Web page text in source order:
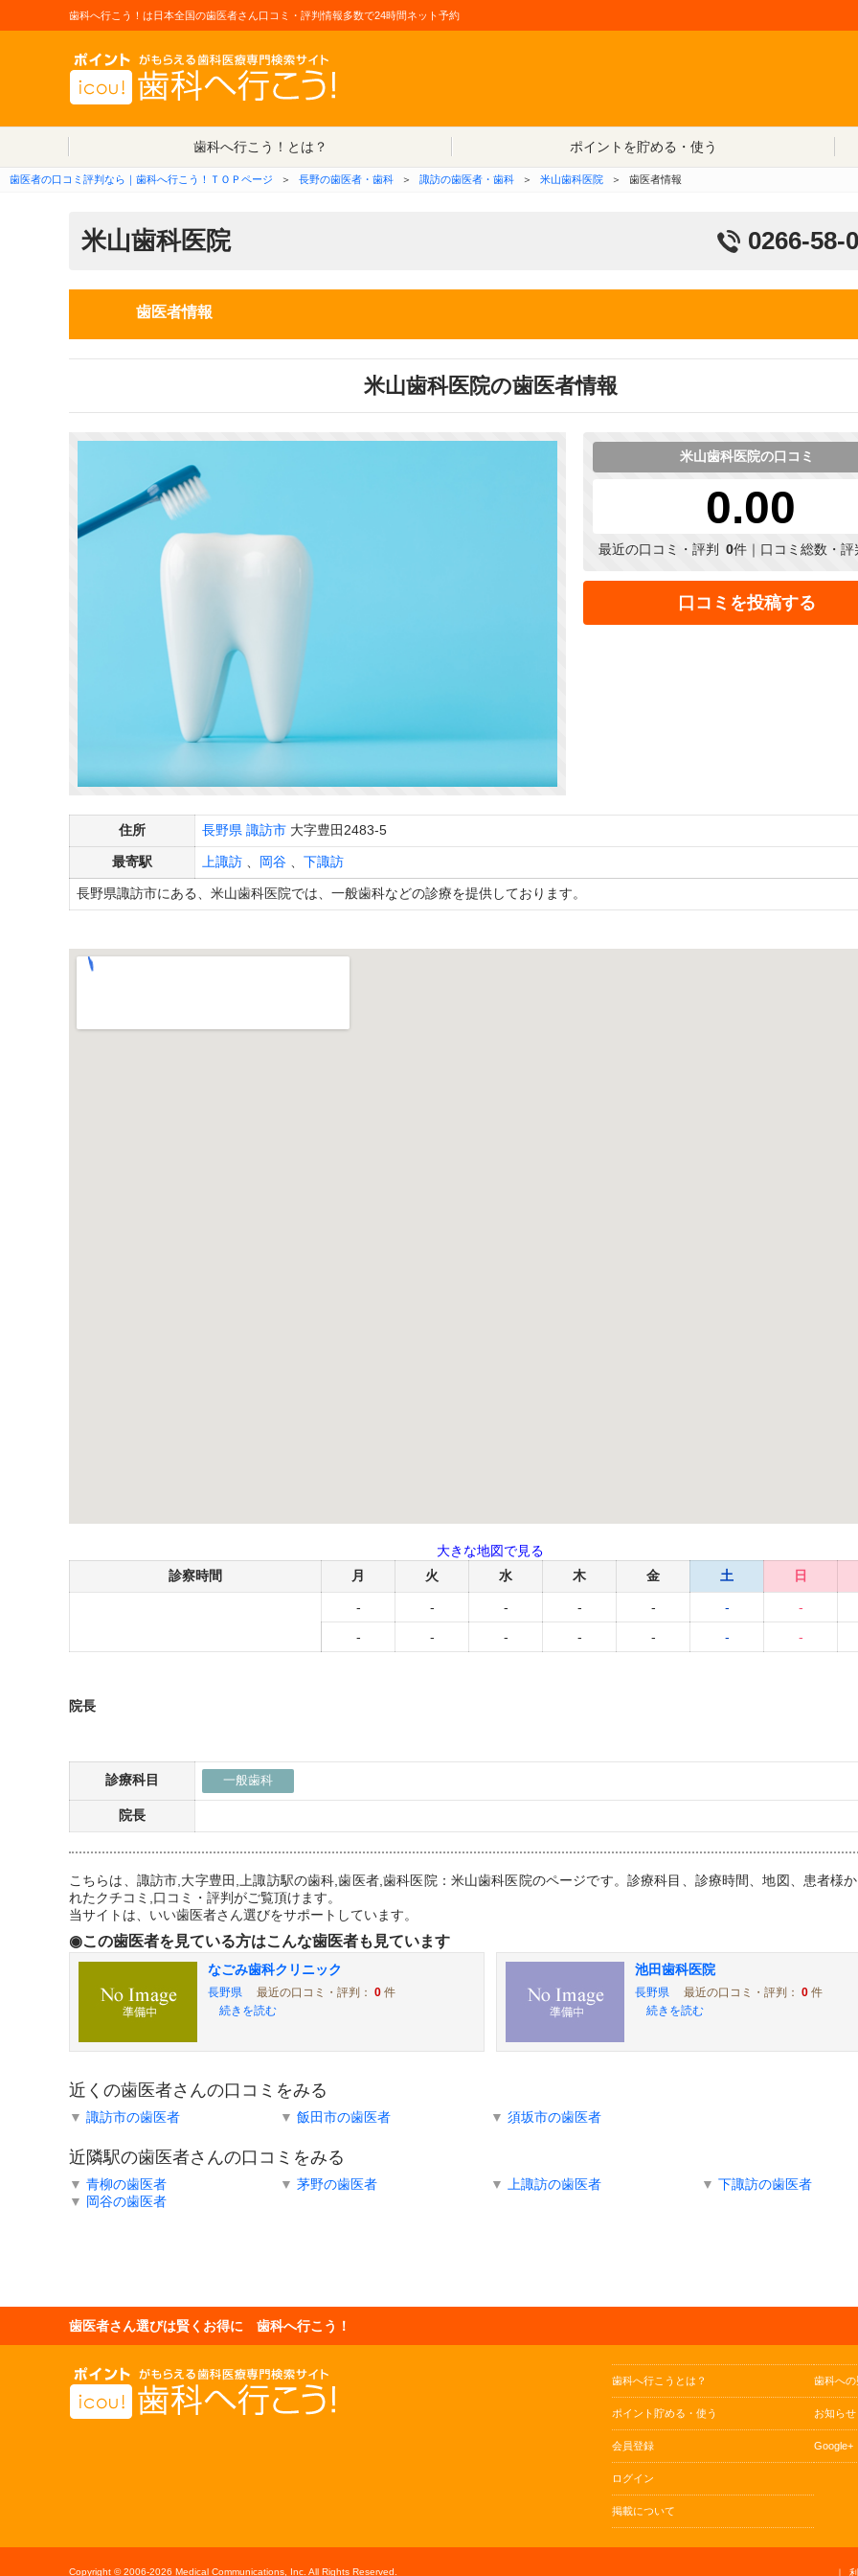
歯科へ行こう！は日本全国の歯医者さん口コミ・評判情報多数で24時間ネット予約
歯科へ行こう！とは？
ポイントを貯める・使う
歯医者の口コミ評判なら｜歯科へ行こう！ＴＯＰページ ＞ 長野の歯医者・歯科 ＞ 諏訪の歯医者・歯科 ＞ 米山歯科医院 ＞ 歯医者情報
米山歯科医院 0266-58-
歯医者情報
米山歯科医院の歯医者情報
米山歯科医院の口コミ
0.00
最近の口コミ・評判 0件｜口コミ総数・評
口コミを投稿する
住所 長野県 諏訪市 大字豊田2483-5
最寄駅 上諏訪 岡谷 下諏訪
長野県諏訪市にある、米山歯科医院では、一般歯科などの診療を提供しております。
大きな地図で見る
診察時間
月 火 水 木 金 土 日
- - - - - - -
-
- - - - - -
院長
診療科目 一般歯科
院長
こちらは、諏訪市,大字豊田,上諏訪駅の歯科,歯医者,歯科医院：米山歯科医院のページです。診療科目、診療時間、地図、患者様
れたクチコミ,口コミ・評判がご覧頂けます。
当サイトは、いい歯医者さん選びをサポートしています。
◉この歯医者を見ている方はこんな歯医者も見ています
なごみ歯科クリニック
長野県 最近の口コミ・評判： 0件
続きを読む
池田歯科医院
長野県 最近の口コミ・評判： 0件
続きを読む
近くの歯医者さんの口コミをみる
▼ 諏訪市の歯医者 ▼ 飯田市の歯医者 ▼ 須坂市の歯医者
近隣駅の歯医者さんの口コミをみる
▼ 青柳の歯医者 ▼ 茅野の歯医者 ▼ 上諏訪の歯医者 ▼ 下諏訪の歯医者
▼ 岡谷の歯医者
歯医者さん選びは賢くお得に 歯科へ行こう！
歯科へ行こうとは？
ポイント貯める・使う
会員登録
ログイン
掲載について
歯科へ
お知らせ
Google+
｜
Copyright © 2006-2026 Medical Communications, Inc. All Rights Reserved.